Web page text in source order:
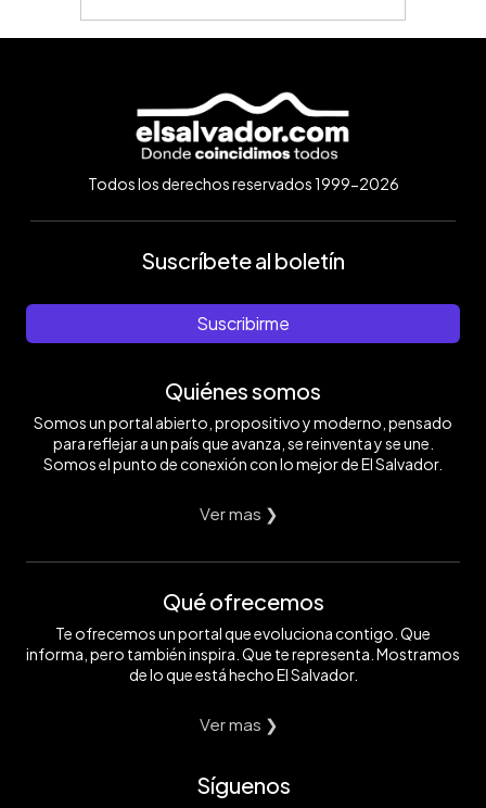
Todos los derechos reservados 1999-2026
Suscríbete al boletín
Suscribirme
Quiénes somos
Somos un portal abierto, propositivo y moderno, pensado
para reflejar a un país que avanza, se reinventa y se une.
Somos el punto de conexión con lo mejor de El Salvador.
Ver mas ❯
Qué ofrecemos
Te ofrecemos un portal que evoluciona contigo. Que
informa, pero también inspira. Que te representa. Mostramos
de lo que está hecho El Salvador.
Ver mas ❯
Síguenos